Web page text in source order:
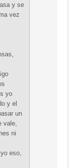
y se
vez
yo
y el
un
vale,
ni
eso,